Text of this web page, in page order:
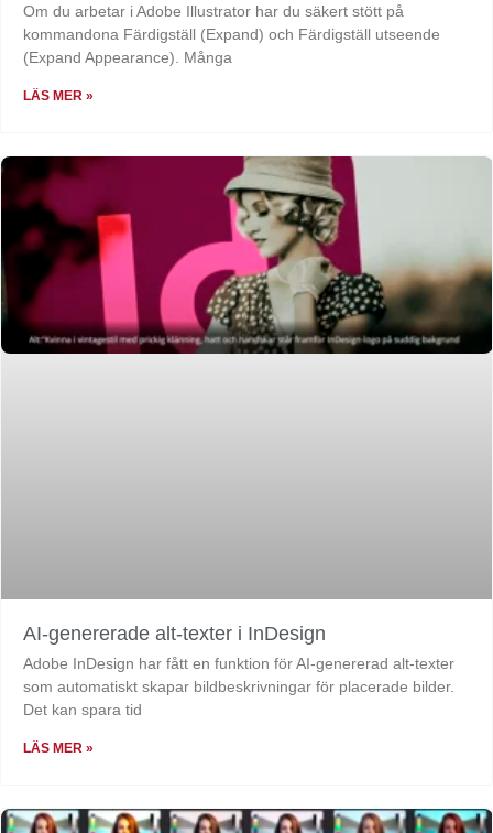
Om du arbetar i Adobe Illustrator har du säkert stött på
kommandona Färdigställ (Expand) och Färdigställ utseende
(Expand Appearance). Många
LÄS MER »
AI-genererade alt-texter i InDesign
Adobe InDesign har fått en funktion för AI-genererad alt-texter
som automatiskt skapar bildbeskrivningar för placerade bilder.
Det kan spara tid
LÄS MER »